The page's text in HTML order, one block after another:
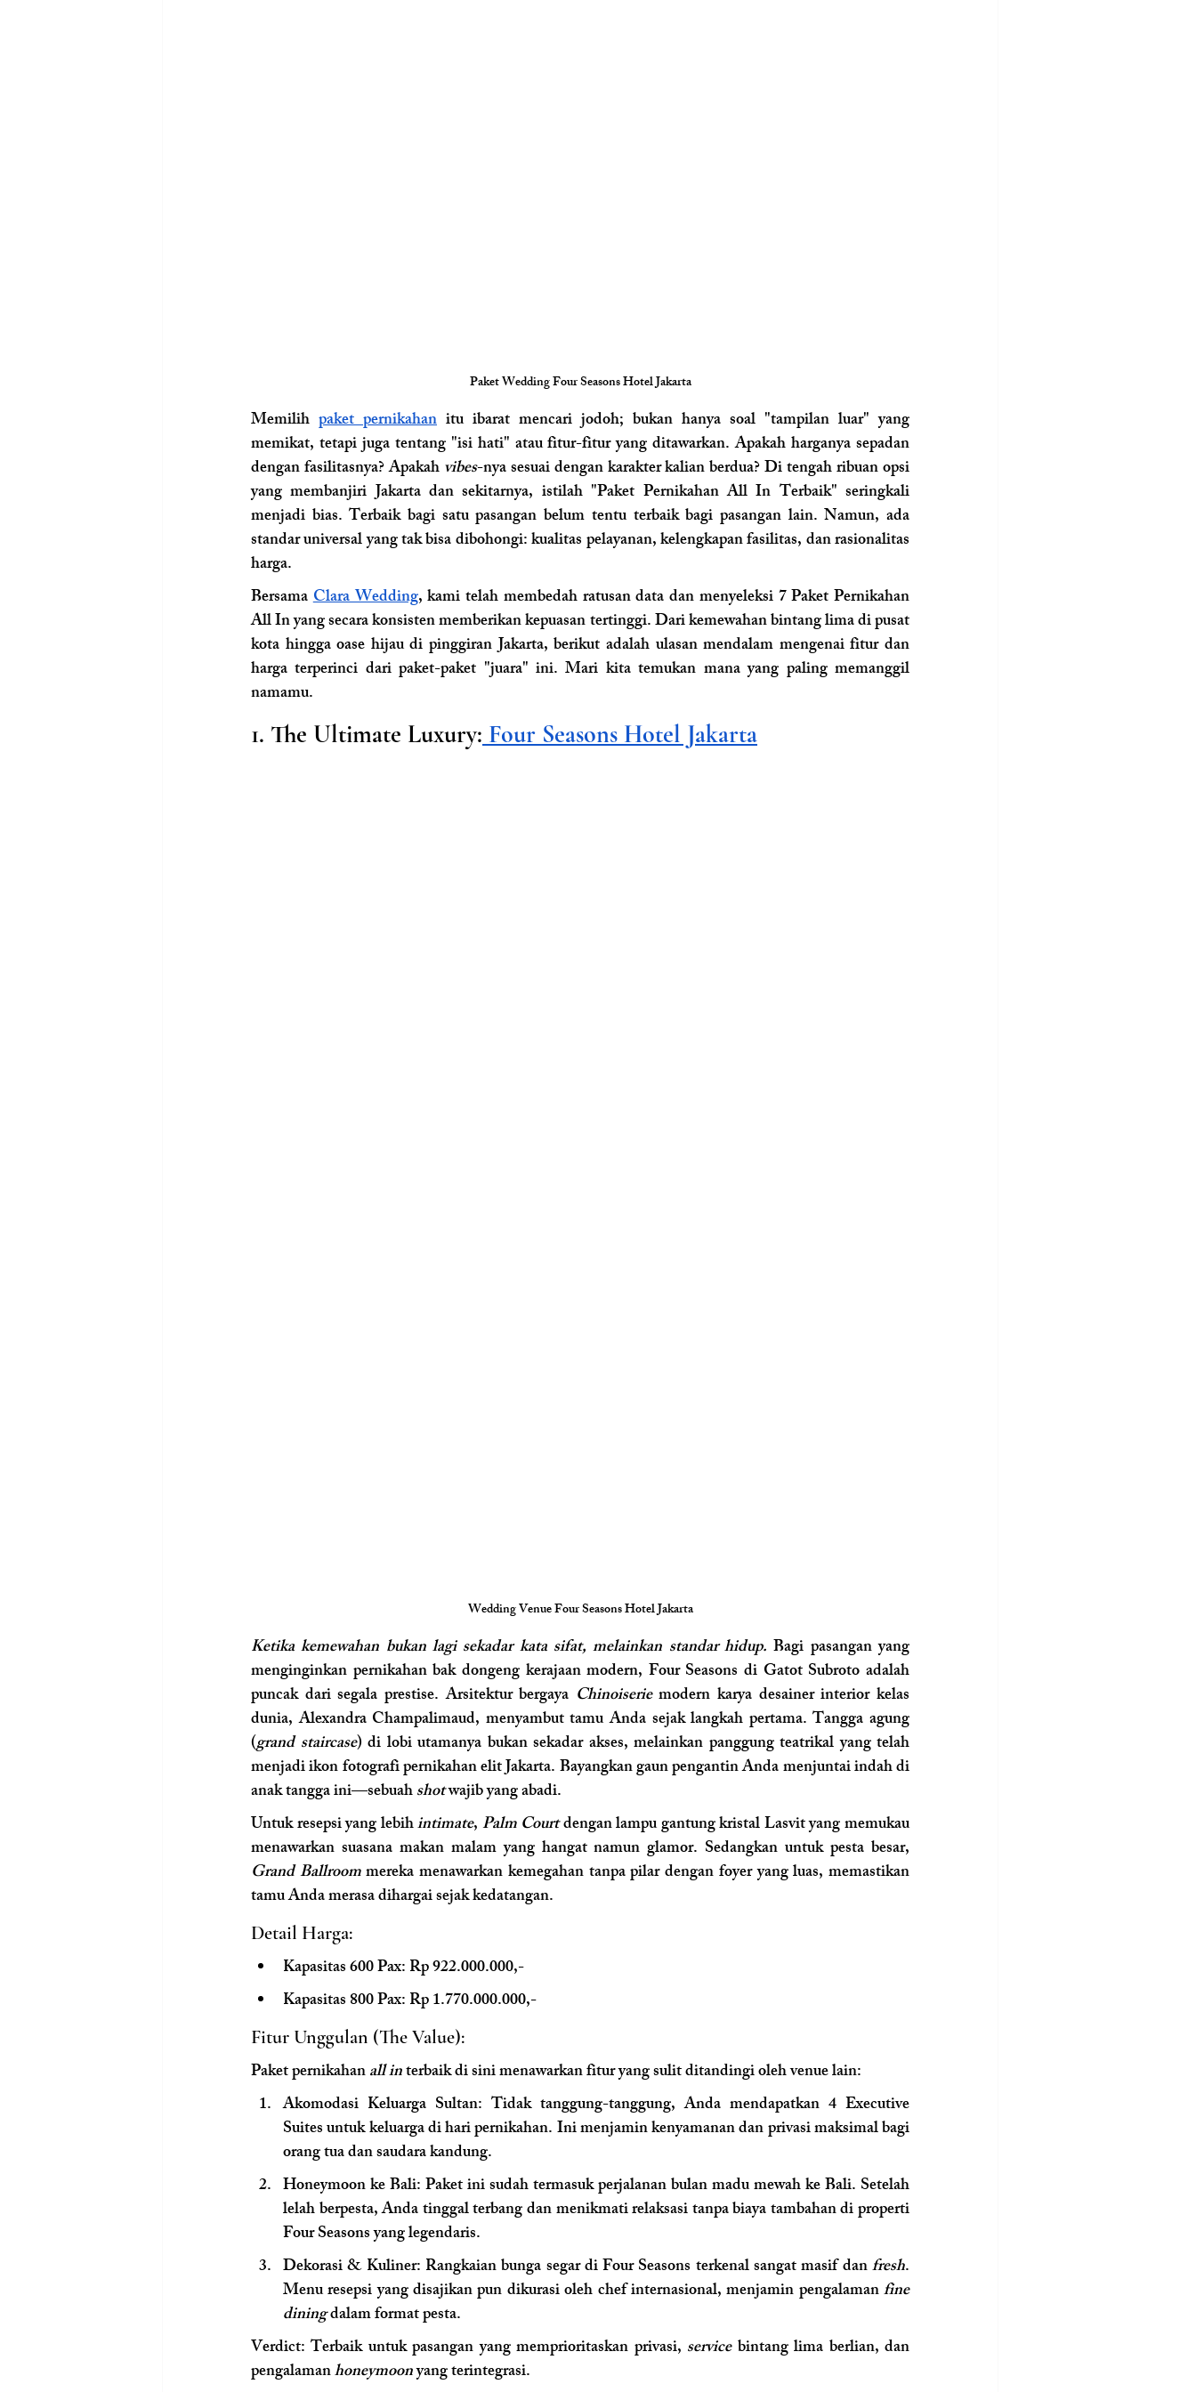
Paket Wedding Four Seasons Hotel Jakarta
Memilih paket pernikahan itu ibarat mencari jodoh; bukan hanya soal "tampilan luar" yang
memikat, tetapi juga tentang "isi hati" atau fitur-fitur yang ditawarkan. Apakah harganya sepadan
dengan fasilitasnya? Apakah vibes-nya sesuai dengan karakter kalian berdua? Di tengah ribuan opsi
yang membanjiri Jakarta dan sekitarnya, istilah "Paket Pernikahan All In Terbaik" seringkali
menjadi bias. Terbaik bagi satu pasangan belum tentu terbaik bagi pasangan lain. Namun, ada
standar universal yang tak bisa dibohongi: kualitas pelayanan, kelengkapan fasilitas, dan rasionalitas
harga.
Bersama Clara Wedding, kami telah membedah ratusan data dan menyeleksi 7 Paket Pernikahan
All In yang secara konsisten memberikan kepuasan tertinggi. Dari kemewahan bintang lima di pusat
kota hingga oase hijau di pinggiran Jakarta, berikut adalah ulasan mendalam mengenai fitur dan
harga terperinci dari paket-paket "juara" ini. Mari kita temukan mana yang paling memanggil
namamu.
1. The Ultimate Luxury: Four Seasons Hotel Jakarta
Wedding Venue Four Seasons Hotel Jakarta
Ketika kemewahan bukan lagi sekadar kata sifat, melainkan standar hidup. Bagi pasangan yang
menginginkan pernikahan bak dongeng kerajaan modern, Four Seasons di Gatot Subroto adalah
puncak dari segala prestise. Arsitektur bergaya Chinoiserie modern karya desainer interior kelas
dunia, Alexandra Champalimaud, menyambut tamu Anda sejak langkah pertama. Tangga agung
(grand staircase) di lobi utamanya bukan sekadar akses, melainkan panggung teatrikal yang telah
menjadi ikon fotografi pernikahan elit Jakarta. Bayangkan gaun pengantin Anda menjuntai indah di
anak tangga ini—sebuah shot wajib yang abadi.
Untuk resepsi yang lebih intimate, Palm Court dengan lampu gantung kristal Lasvit yang memukau
Grand Ballroom mereka menawarkan kemegahan tanpa pilar dengan foyer yang luas, memastikan
tamu Anda merasa dihargai sejak kedatangan.
Detail Harga:
Kapasitas 600 Pax: Rp 922.000.000,-
Kapasitas 800 Pax: Rp 1.770.000.000,-
Fitur Unggulan (The Value):
Paket pernikahan all in terbaik di sini menawarkan fitur yang sulit ditandingi oleh venue lain:
Akomodasi Keluarga Sultan: Tidak tanggung-tanggung, Anda mendapatkan 4 Executive
Suites untuk keluarga di hari pernikahan. Ini menjamin kenyamanan dan privasi maksimal bagi
orang tua dan saudara kandung.
Honeymoon ke Bali: Paket ini sudah termasuk perjalanan bulan madu mewah ke Bali. Setelah
lelah berpesta, Anda tinggal terbang dan menikmati relaksasi tanpa biaya tambahan di properti
Four Seasons yang legendaris.
Dekorasi & Kuliner: Rangkaian bunga segar di Four Seasons terkenal sangat masif dan fresh.
Menu resepsi yang disajikan pun dikurasi oleh chef internasional, menjamin pengalaman fine
dining dalam format pesta.
Verdict: Terbaik untuk pasangan yang memprioritaskan privasi, service bintang lima berlian, dan
pengalaman honeymoon yang terintegrasi.